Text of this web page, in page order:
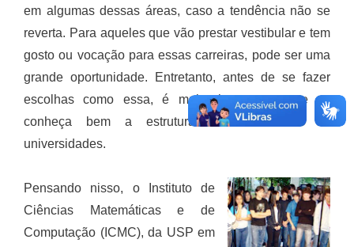
em algumas dessas áreas, caso a tendência não se
reverta. Para aqueles que vão prestar vestibular e tem
gosto ou vocação para essas carreiras, pode ser uma
grande oportunidade. Entretanto, antes de se fazer
escolhas como essa, é muito importante que se
conheça bem a estrutura dos cursos e da
universidades.
Pensando nisso, o Instituto de
Ciências Matemáticas e de
Computação (ICMC), da USP em